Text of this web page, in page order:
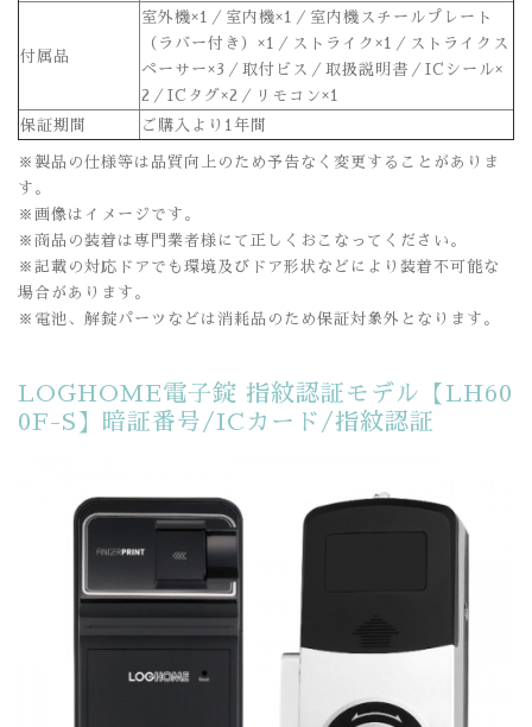
付属品
室外機×1／室内機×1／室内機スチールプレート
（ラバー付き）×1／ストライク×1／ストライクス
ペーサー×3／取付ビス／取扱説明書／ICシール×
2／ICタグ×2／リモコン×1
保証期間
ご購入より1年間
※製品の仕様等は品質向上のため予告なく変更することがありま
す。
※画像はイメージです。
※商品の装着は専門業者様にて正しくおこなってください。
※記載の対応ドアでも環境及びドア形状などにより装着不可能な
場合があります。
※電池、解錠パーツなどは消耗品のため保証対象外となります。
LOGHOME電子錠 指紋認証モデル【LH60
0F-S】暗証番号/ICカード/指紋認証